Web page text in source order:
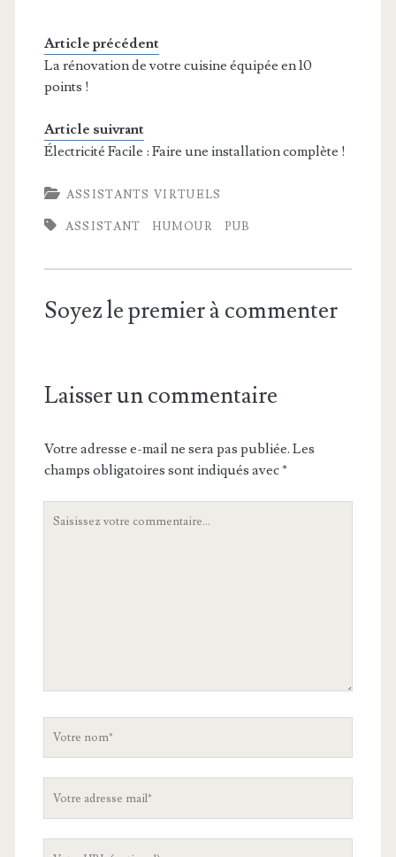
Article précédent
La rénovation de votre cuisine équipée en 10
points !
Article suivrant
Électricité Facile : Faire une installation complète !
ASSISTANTS VIRTUELS
ASSISTANT HUMOUR PUB
Soyez le premier à commenter
Laisser un commentaire
Votre adresse e-mail ne sera pas publiée. Les
champs obligatoires sont indiqués avec*